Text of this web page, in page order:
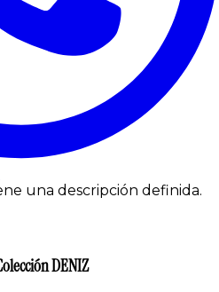
una descripción definida.
DENIZ